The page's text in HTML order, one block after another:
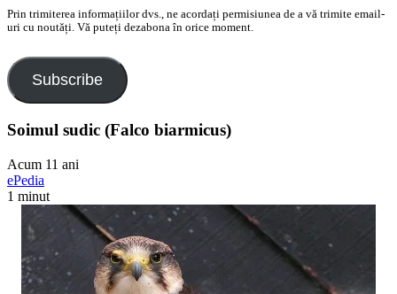
Prin trimiterea informațiilor dvs., ne acordați permisiunea de a vă trimite email-
uri cu noutăți. Vă puteți dezabona în orice moment.
Subscribe
Soimul sudic (Falco biarmicus)
Acum 11 ani
ePedia
1 minut